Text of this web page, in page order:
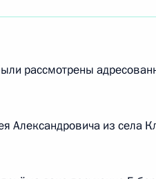
города
Федерации
рассмотрены
Александровича из села